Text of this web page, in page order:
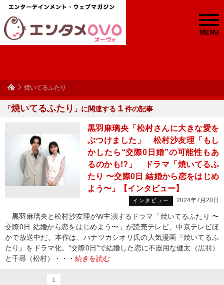
MENU
焼いてるふたり
「焼いてるふたり 」に関連する １ 件の記事
黒羽麻璃央「松村さんに大きな愛を
ぶつけました」 松村沙友理「もし
かしたら“交際0日婚”の可能性もあ
るのかも!?」 ドラマ「焼いてるふ
たり 〜交際0日 結婚から恋をはじめ
よう〜」【インタビュー】
インタビュー 2024年7月20日
黒羽麻璃央と松村沙友理がW主演するドラマ「焼いてるふたり 〜
交際0日 結婚から恋をはじめよう〜」が読売テレビ、中京テレビほ
かで放送中だ。本作は、ハナツカシオリ氏の人気漫画『焼いてるふ
たり』をドラマ化。“交際0日”で結婚した恋に不器用な健太（黒羽）
と千尋（松村）・・・ 続きを読む
1